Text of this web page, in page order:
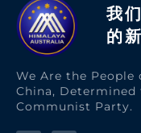
我
的
We Are the People
China,
Communist Party.